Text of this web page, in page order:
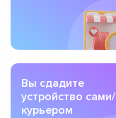
Вы сдадите
устройство сами/
курьером